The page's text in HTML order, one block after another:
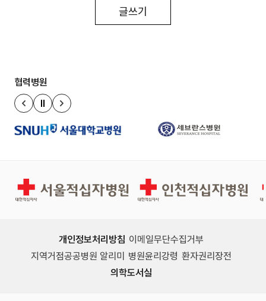
글쓰기
협력병원
이전 슬라이드
정지
다음 슬라이드
서울적십자병원 인천적십자병원
개인정보처리방침 이메일무단수집거부
지역거점공공병원 알리미 병원윤리강령 환자권리장전
의학도서실